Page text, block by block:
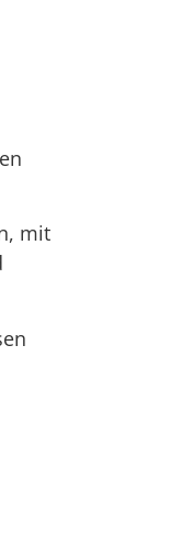
mit